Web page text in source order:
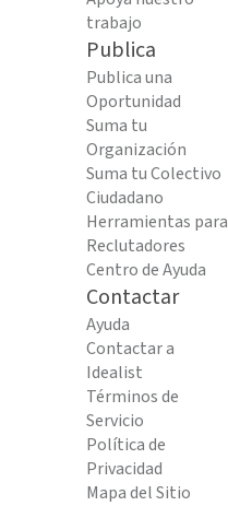
trabajo
Publica
Publica una
Oportunidad
Suma tu
Organización
Suma tu Colectivo
Ciudadano
Herramientas para
Reclutadores
Centro de Ayuda
Contactar
Ayuda
Contactar a
Idealist
Términos de
Servicio
Política de
Privacidad
Mapa del Sitio